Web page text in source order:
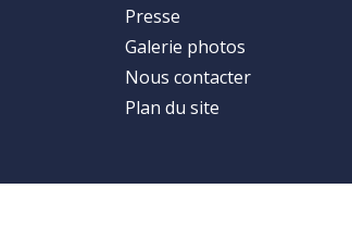
Presse
Galerie photos
Nous contacter
Plan du site